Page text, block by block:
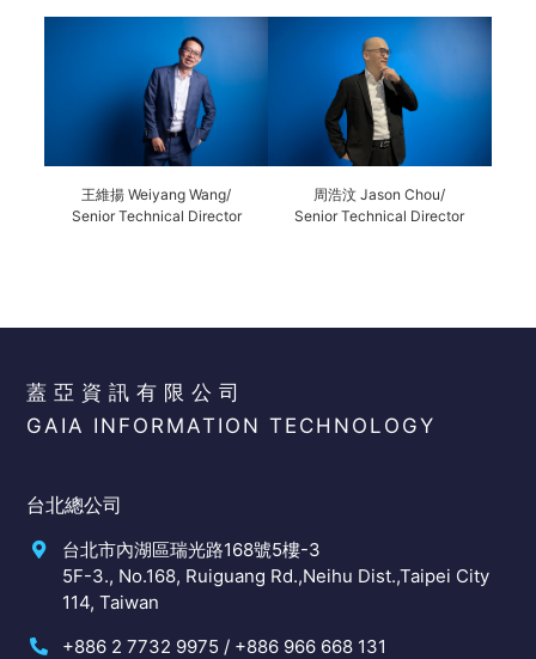
王維揚 Weiyang Wang/
Senior Technical Director
周浩汶 Jason Chou/
Senior Technical Director
蓋亞資訊有限公司
GAIA INFORMATION TECHNOLOGY
台北總公司
台北市內湖區瑞光路168號5樓-3
5F-3., No.168, Ruiguang Rd.,Neihu Dist.,Taipei City
114, Taiwan
+886 2 7732 9975 / +886 966 668 131